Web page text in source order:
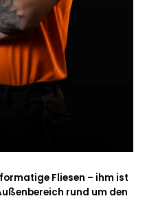
Fliesen – ihm ist
rund um den